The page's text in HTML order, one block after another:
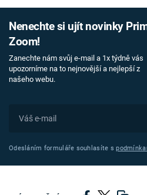
Nenechte si ujít novinky
Zoom!
Zanechte nám svůj e-mail a 1x týdně vás
upozorníme na to nejnovější a nejlepší z
našeho webu.
Odesláním formuláře souhlasíte s